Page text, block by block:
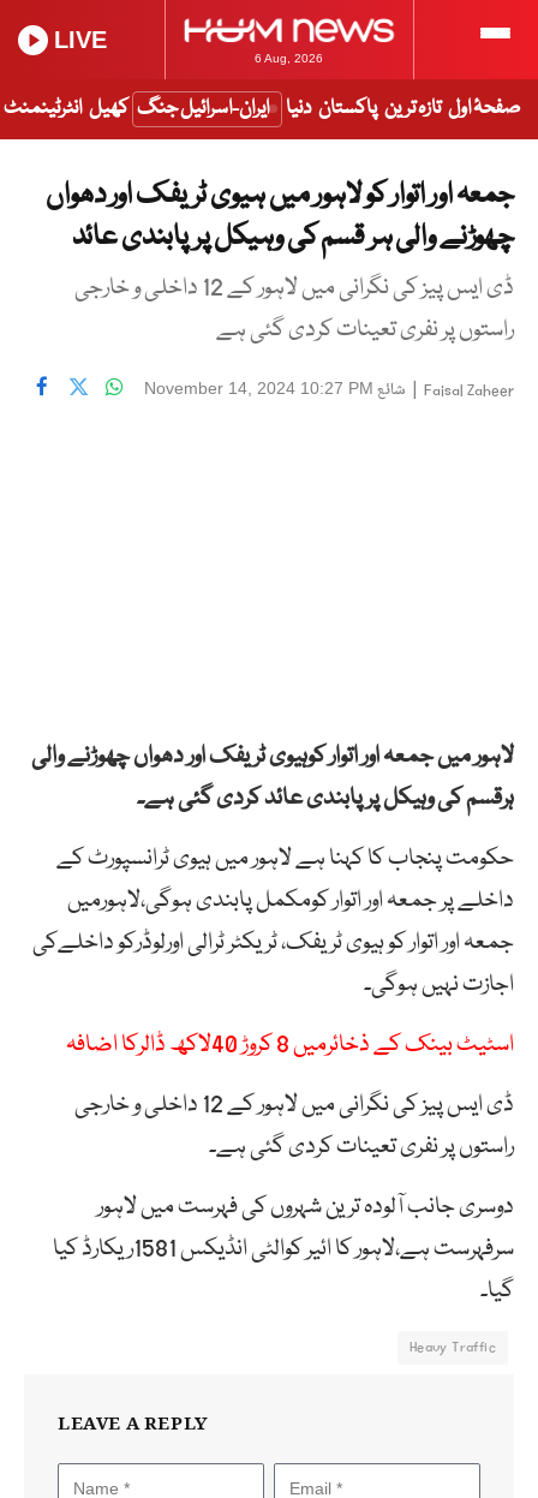
6 Aug, 2026
LIVE
صفحۂ اول تازہ ترین پاکستان دنیا ایران-اسرائیل جنگ کھیل انٹرٹینمنٹ
جمعہ اور اتوار کو لاہور میں ہیوی ٹریفک اور دھواں
چھوڑنے والی ہر قسم کی وہیکل پرپابندی عائد
ڈی ایس پیز کی نگرانی میں لاہور کے 12 داخلی و خارجی
راستوں پر نفری تعینات کردی گئی ہے
Faisal Zaheer
| شائع November 14, 2024 10:27 PM
لاہور میں جمعہ اور اتوار کوہیوی ٹریفک اور دھواں چھوڑنے والی
ہرقسم کی وہیکل پر پابندی عائد کردی گئی ہے۔
حکومت پنجاب کا کہنا ہے لاہور میں ہیوی ٹرانسپورٹ کے
داخلے پر جمعہ اور اتوار کومکمل پابندی ہوگی،لاہورمیں
جمعہ اور اتوار کو ہیوی ٹریفک، ٹریکٹر ٹرالی اورلوڈرکو داخلےکی
اجازت نہیں ہوگی۔
اسٹیٹ بینک کے ذخائرمیں 8 کروڑ 40لاکھ ڈالرکا اضافہ
ڈی ایس پیز کی نگرانی میں لاہور کے 12 داخلی و خارجی
راستوں پر نفری تعینات کردی گئی ہے۔
دوسری جانب آلودہ ترین شہروں کی فہرست میں لاہور
سرفہرست ہے،لاہور کا ائیر کوالٹی انڈیکس 1581ریکارڈ کیا
گیا۔
Heavy Traffic
LEAVE A REPLY